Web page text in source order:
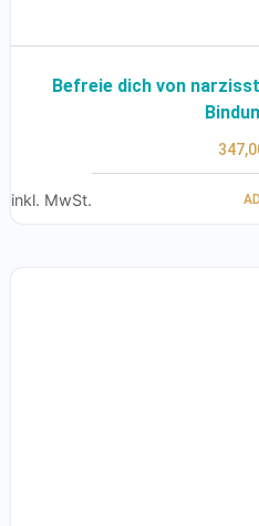
Befreie dich von
inkl. MwSt.